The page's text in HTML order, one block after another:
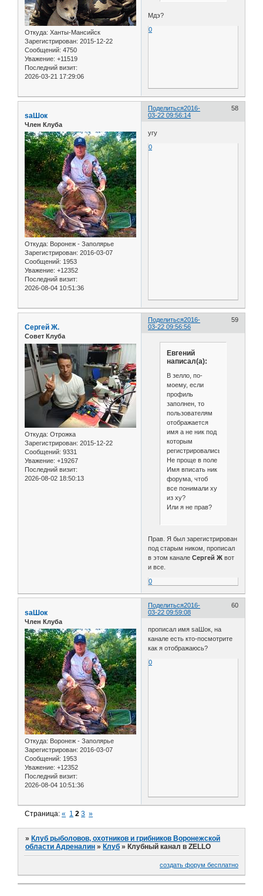
Откуда: Ханты-Мансийск
Зарегистрирован: 2015-12-22
Сообщений: 4750
Уважение: +11519
Последний визит:
2026-03-21 17:29:06
Мдэ?
0
Поделиться 58
2016-
03-22 09:56:14
saШок
Член Клуба
Откуда: Воронеж - Заполярье
Зарегистрирован: 2016-03-07
Сообщений: 1953
Уважение: +12352
Последний визит:
2026-08-04 10:51:36
угу
0
Поделиться 59
2016-
03-22 09:56:56
Сергей Ж.
Совет Клуба
Откуда: Отрожка
Зарегистрирован: 2015-12-22
Сообщений: 9331
Уважение: +19267
Последний визит:
2026-08-02 18:50:13
Евгений
написал(а):
В зелло, по-
моему, если
профиль
заполнен, то
пользователям
отображается
имя а не ник под
которым
регистрировались.
Не проще в поле
Имя вписать ник
форума, чтоб
все понимали ху
из ху?
Или я не прав?
Прав. Я был зарегистрирован
под старым ником, прописал
в этом каналеСергей Ж вот
и все.
0
Поделиться 60
2016-
03-22 09:59:08
saШок
Член Клуба
Откуда: Воронеж - Заполярье
Зарегистрирован: 2016-03-07
Сообщений: 1953
Уважение: +12352
Последний визит:
2026-08-04 10:51:36
прописал имя saШок, на
канале есть кто-посмотрите
как я отображаюсь?
0
Страница:« 1 2 3 »
»Клуб рыболовов, охотников и грибников Воронежской
области Адреналин »Клуб »Клубный канал в ZELLO
создать форум бесплатно